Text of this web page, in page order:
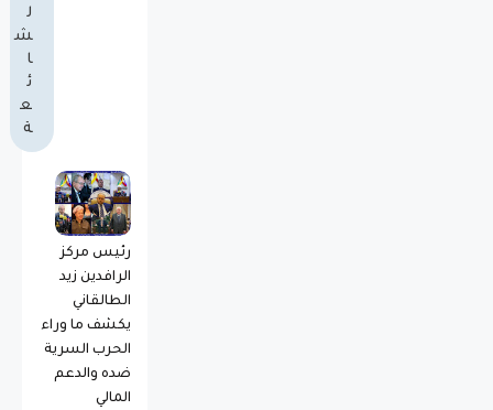
ل
ش
ا
ئ
ع
ة
رئيس مركز
الرافدين زيد
الطالقاني
يكشف ما وراء
الحرب السرية
ضده والدعم
المالي